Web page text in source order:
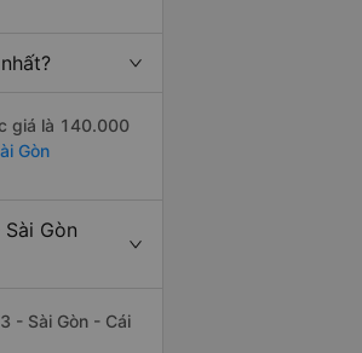
giá là 140.000
Gòn
Gòn
- Sài Gòn - Cái